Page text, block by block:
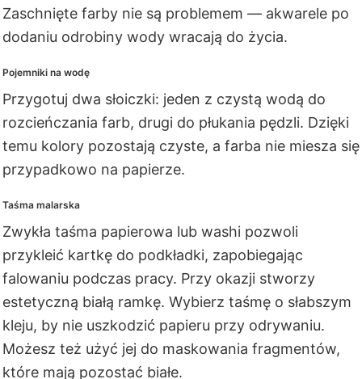
Zaschnięte farby nie są problemem — akwarele po
dodaniu odrobiny wody wracają do życia.
Pojemniki na wodę
Przygotuj dwa słoiczki: jeden z czystą wodą do
rozcieńczania farb, drugi do płukania pędzli. Dzięki
temu kolory pozostają czyste, a farba nie miesza się
przypadkowo na papierze.
Taśma malarska
Zwykła taśma papierowa lub washi pozwoli
przykleić kartkę do podkładki, zapobiegając
falowaniu podczas pracy. Przy okazji stworzy
estetyczną białą ramkę. Wybierz taśmę o słabszym
kleju, by nie uszkodzić papieru przy odrywaniu.
Możesz też użyć jej do maskowania fragmentów,
które mają pozostać białe.